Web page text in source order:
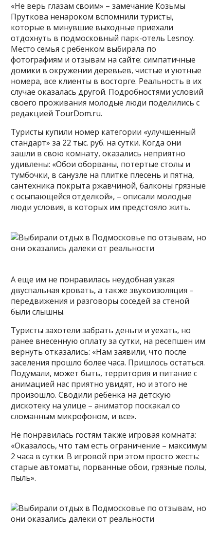
«Не верь глазам своим» – замечание Козьмы
Пруткова ненароком вспомнили туристы,
которые в минувшие выходные приехали
отдохнуть в подмосковный парк-отель Lesnoy.
Место семья с ребенком выбирала по
фотографиям и отзывам на сайте: симпатичные
домики в окружении деревьев, чистые и уютные
номера, все клиенты в восторге. Реальность в их
случае оказалась другой. Подробностями условий
своего проживания молодые люди поделились с
редакцией TourDom.ru.
Туристы купили номер категории «улучшенный
стандарт» за 22 тыс. руб. на сутки. Когда они
зашли в свою комнату, оказались неприятно
удивлены: «Обои оборваны, потертые столы и
тумбочки, в санузле на плитке плесень и пятна,
сантехника покрыта ржавчиной, балконы грязные
с осыпающейся отделкой», – описали молодые
люди условия, в которых им предстояло жить.
А еще им не понравилась неудобная узкая
двуспальная кровать, а также звукоизоляция –
передвижения и разговоры соседей за стеной
были слышны.
Туристы захотели забрать деньги и уехать, но
ранее внесенную оплату за сутки, на ресепшен им
вернуть отказались: «Нам заявили, что после
заселения прошло более часа. Пришлось остаться.
Подумали, может быть, территория и питание с
анимацией нас приятно увидят, но и этого не
произошло. Сводили ребенка на детскую
дискотеку на улице – аниматор поскакал со
сломанным микрофоном, и все».
Не понравилась гостям также игровая комната:
«Оказалось, что там есть ограничение – максимум
2 часа в сутки. В игровой при этом просто жесть:
старые автоматы, порванные обои, грязные полы,
пыль».